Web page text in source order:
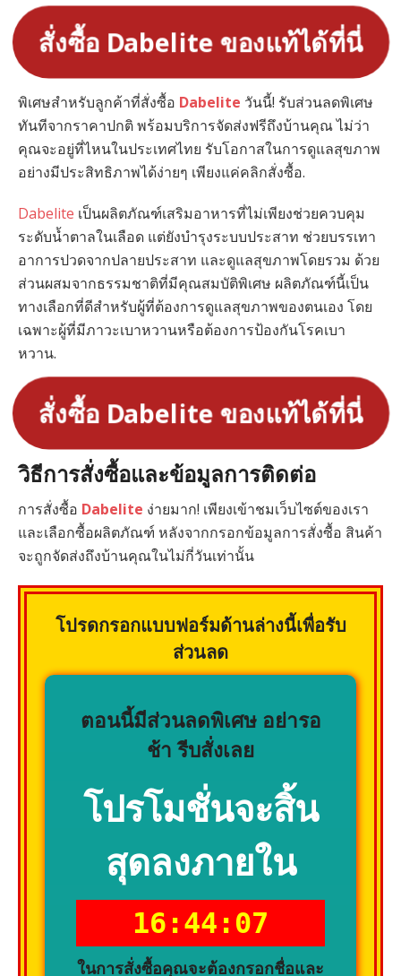
สั่งซื้อ Dabelite ของแท้ได้ที่นี่
พิเศษสำหรับลูกค้าที่สั่งซื้อ Dabelite วันนี้! รับส่วนลดพิเศษ
ทันทีจากราคาปกติ พร้อมบริการจัดส่งฟรีถึงบ้านคุณ ไม่ว่า
คุณจะอยู่ที่ไหนในประเทศไทย รับโอกาสในการดูแลสุขภาพ
อย่างมีประสิทธิภาพได้ง่ายๆ เพียงแค่คลิกสั่งซื้อ.
Dabelite เป็นผลิตภัณฑ์เสริมอาหารที่ไม่เพียงช่วยควบคุม
ระดับน้ำตาลในเลือด แต่ยังบำรุงระบบประสาท ช่วยบรรเทา
อาการปวดจากปลายประสาท และดูแลสุขภาพโดยรวม ด้วย
ส่วนผสมจากธรรมชาติที่มีคุณสมบัติพิเศษ ผลิตภัณฑ์นี้เป็น
ทางเลือกที่ดีสำหรับผู้ที่ต้องการดูแลสุขภาพของตนเอง โดย
เฉพาะผู้ที่มีภาวะเบาหวานหรือต้องการป้องกันโรคเบา
หวาน.
สั่งซื้อ Dabelite ของแท้ได้ที่นี่
วิธีการสั่งซื้อและข้อมูลการติดต่อ
การสั่งซื้อ Dabelite ง่ายมาก! เพียงเข้าชมเว็บไซต์ของเรา
และเลือกซื้อผลิตภัณฑ์ หลังจากกรอกข้อมูลการสั่งซื้อ สินค้า
จะถูกจัดส่งถึงบ้านคุณในไม่กี่วันเท่านั้น
โปรดกรอกแบบฟอร์มด้านล่างนี้เพื่อรับ
ส่วนลด
ตอนนี้มีส่วนลดพิเศษ อย่ารอ
ช้า รีบสั่งเลย
โปรโมชั่นจะสิ้น
สุดลงภายใน
16:44:06
ในการสั่งซื้อคุณจะต้องกรอกชื่อและ